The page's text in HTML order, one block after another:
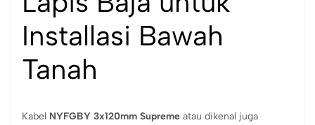
Installasi Bawah
Tanah
Kabel NYFGBY 3x120mm Supreme atau dikenal juga